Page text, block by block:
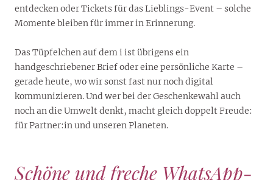
entdecken oder Tickets für das Lieblings-Event – solche
Momente bleiben für immer in Erinnerung.
Das Tüpfelchen auf dem i ist übrigens ein
handgeschriebener Brief oder eine persönliche Karte –
gerade heute, wo wir sonst fast nur noch digital
kommunizieren. Und wer bei der Geschenkewahl auch
noch an die Umwelt denkt, macht gleich doppelt Freude:
für Partner:in und unseren Planeten.
Schöne und freche WhatsApp-